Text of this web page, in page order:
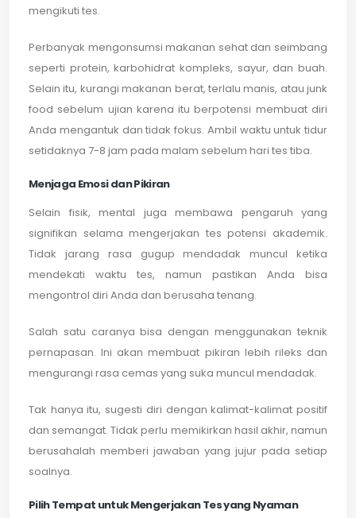
mengikuti tes.
Perbanyak mengonsumsi makanan sehat dan seimbang
seperti protein, karbohidrat kompleks, sayur, dan buah.
Selain itu, kurangi makanan berat, terlalu manis, atau junk
food sebelum ujian karena itu berpotensi membuat diri
Anda mengantuk dan tidak fokus. Ambil waktu untuk tidur
setidaknya 7-8 jam pada malam sebelum hari tes tiba.
Menjaga Emosi dan Pikiran
Selain fisik, mental juga membawa pengaruh yang
signifikan selama mengerjakan tes potensi akademik.
Tidak jarang rasa gugup mendadak muncul ketika
mendekati waktu tes, namun pastikan Anda bisa
mengontrol diri Anda dan berusaha tenang.
Salah satu caranya bisa dengan menggunakan teknik
pernapasan. Ini akan membuat pikiran lebih rileks dan
mengurangi rasa cemas yang suka muncul mendadak.
Tak hanya itu, sugesti diri dengan kalimat-kalimat positif
dan semangat. Tidak perlu memikirkan hasil akhir, namun
berusahalah memberi jawaban yang jujur pada setiap
soalnya.
Pilih Tempat untuk Mengerjakan Tes yang Nyaman